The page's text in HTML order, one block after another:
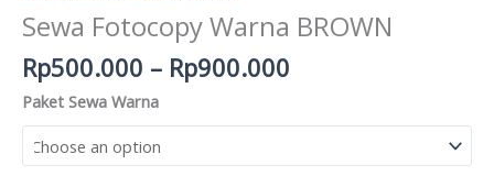
Sewa Fotocopy Warna BROWN
Rp500.000 – Rp900.000
Paket Sewa Warna